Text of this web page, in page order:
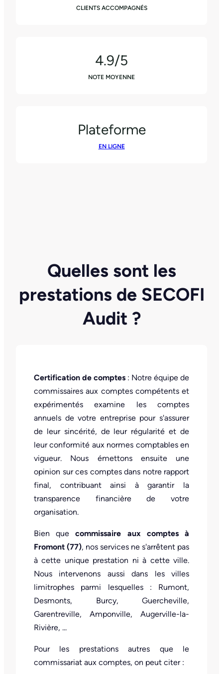
CLIENTS ACCOMPAGNÉS
4.9/5
NOTE MOYENNE
Plateforme
EN LIGNE
Quelles sont les
prestations de SECOFI
Audit ?
Certification de comptes : Notre équipe de
commissaires aux comptes compétents et
expérimentés examine les comptes
annuels de votre entreprise pour s'assurer
de leur sincérité, de leur régularité et de
leur conformité aux normes comptables en
vigueur. Nous émettons ensuite une
opinion sur ces comptes dans notre rapport
final, contribuant ainsi à garantir la
transparence financière de votre
organisation.
Bien quecommissaire aux comptes à
Fromont (77), nos services ne s'arrêtent pas
à cette unique prestation ni à cette ville.
Nous intervenons aussi dans les villes
limitrophes parmi lesquelles : Rumont,
Desmonts, Burcy, Guercheville,
Garentreville, Amponville, Augerville-la-
Rivière, ...
Pour les prestations autres que le
commissariat aux comptes, on peut citer :